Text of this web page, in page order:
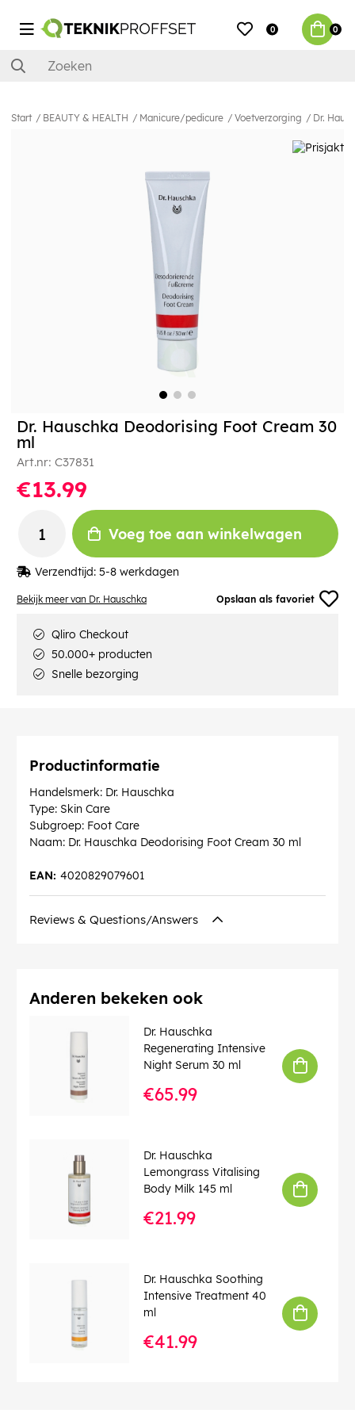
0 0
Start BEAUTY & HEALTH Manicure/pedicure Voetverzorging Dr.
Bekijk meer van Dr. Hauschka Opslaan als favoriet
Dr. Hauschka Deodorising Foot Cream 30
ml
Art.nr: C37831
€13.99
Voeg toe aan winkelwagen
Verzendtijd: 5-8 werkdagen
Qliro Checkout
50.000+ producten
Snelle bezorging
Productinformatie
Handelsmerk: Dr. Hauschka
Type: Skin Care
Subgroep: Foot Care
Naam: Dr. Hauschka Deodorising Foot Cream 30 ml
4020829079601
EAN:
Reviews & Questions/Answers
Anderen bekeken ook
Dr. Hauschka
Regenerating Intensive
Night Serum 30 ml
€65.99
Dr. Hauschka
Lemongrass Vitalising
Body Milk 145 ml
€21.99
Dr. Hauschka Soothing
Intensive Treatment 40
ml
€41.99